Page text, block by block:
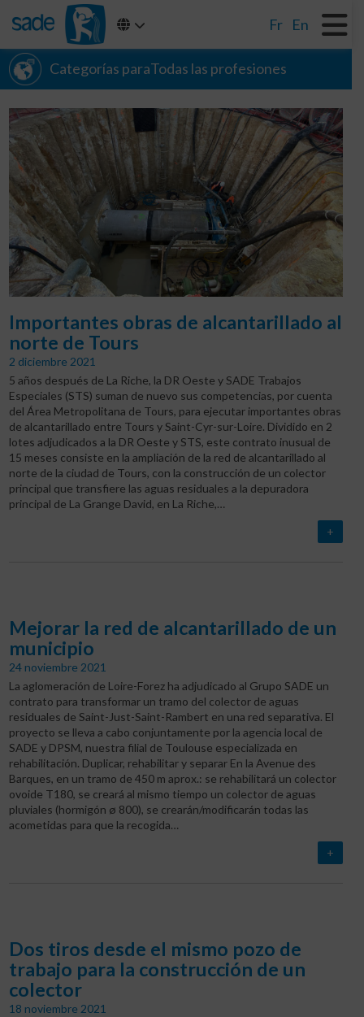
Fr En
Categorías paraTodas las profesiones
Importantes obras de alcantarillado al
norte de Tours
2 diciembre 2021
5 años después de La Riche, la DR Oeste y SADE Trabajos
Especiales (STS) suman de nuevo sus competencias, por cuenta
del Área Metropolitana de Tours, para ejecutar importantes obras
de alcantarillado entre Tours y Saint-Cyr-sur-Loire. Dividido en 2
lotes adjudicados a la DR Oeste y STS, este contrato inusual de
15 meses consiste en la ampliación de la red de alcantarillado al
norte de la ciudad de Tours, con la construcción de un colector
principal que transfiere las aguas residuales a la depuradora
principal de La Grange David, en La Riche,…
+
Mejorar la red de alcantarillado de un
municipio
24 noviembre 2021
La aglomeración de Loire-Forez ha adjudicado al Grupo SADE un
contrato para transformar un tramo del colector de aguas
residuales de Saint-Just-Saint-Rambert en una red separativa. El
proyecto se lleva a cabo conjuntamente por la agencia local de
SADE y DPSM, nuestra filial de Toulouse especializada en
rehabilitación. Duplicar, rehabilitar y separar En la Avenue des
Barques, en un tramo de 450 m aprox.: se rehabilitará un colector
ovoide T180, se creará al mismo tiempo un colector de aguas
pluviales (hormigón ø 800), se crearán/modificarán todas las
acometidas para que la recogida…
+
Dos tiros desde el mismo pozo de
trabajo para la construcción de un
colector
18 noviembre 2021